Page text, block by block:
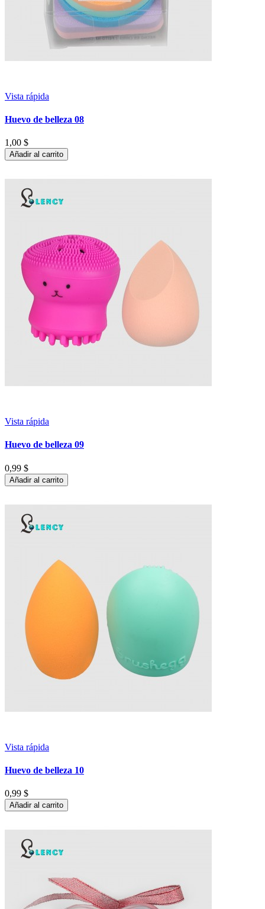
Vista rápida
Huevo de belleza 08
1,00 $
Añadir al carrito
Vista rápida
Huevo de belleza 09
0,99 $
Añadir al carrito
Vista rápida
Huevo de belleza 10
0,99 $
Añadir al carrito